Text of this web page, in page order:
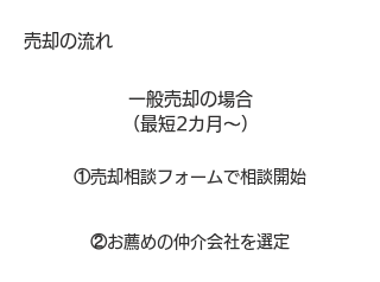
​売却の流れ
一般売却の場合
​（最短2カ月～）
①​売却相談フォームで相談開始
②お薦めの仲介会社を選定